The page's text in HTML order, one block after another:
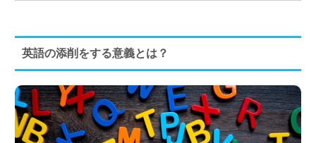
英語の添削をする意義とは？